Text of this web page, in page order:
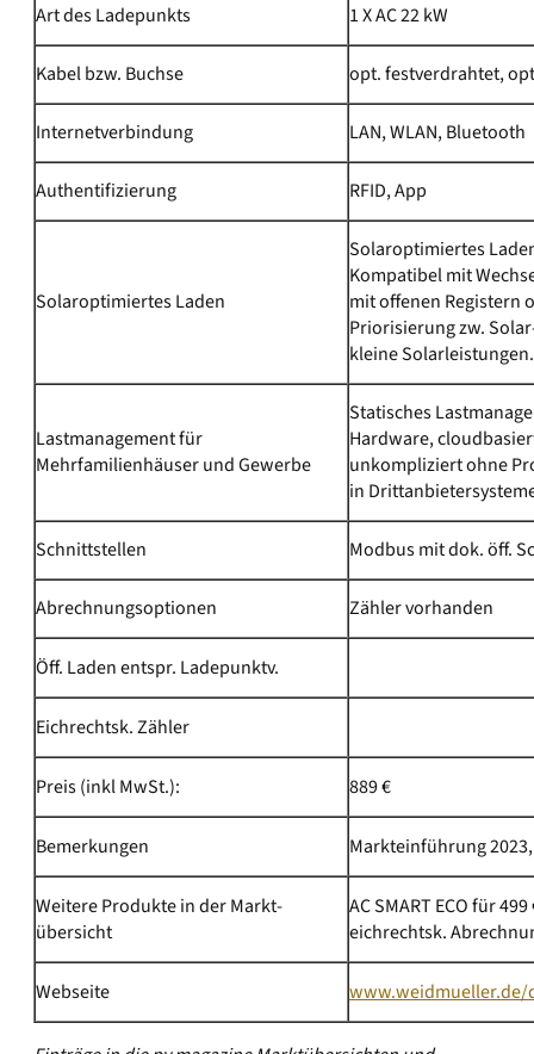
Art des Ladepunkts 1 X AC 22 kW
Kabel bzw. Buchse opt. festverdrahtet,
Internetverbindung LAN, WLAN, Bluetooth
Authentifizierung RFID, App
Solaroptimiertes Laden
Solaroptimiertes
Kompatibel mit
mit offenen Registern
Priorisierung zw.
kleine Solarleistungen.
Lastmanagement für
Mehrfamilienhäuser und Gewerbe
Statisches
Hardware,
unkompliziert ohne
in
Schnittstellen Modbus mit dok. öff.
Abrechnungsoptionen Zähler vorhanden
Öff. Laden entspr. Ladepunktv.
Eichrechtsk. Zähler
Preis (inkl MwSt.): 889 €
Bemerkungen Markteinführung
Weitere Produkte in der Markt­
übersicht
AC SMART ECO für
eichrechtsk.
Webseite